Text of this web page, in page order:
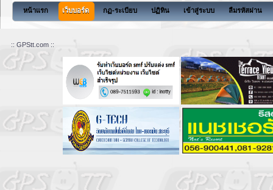
หน้าแรก เว็บบอร์ด กฏ-ระเบียบ ปฏิทิน เข้าสู่ระบบ ลืมรหัสผ่าน
:: GPStt.com ::